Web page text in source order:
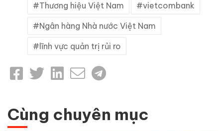
Thương hiệu Việt Nam vietcombank
Ngân hàng Nhà nước Việt Nam
lĩnh vực quản trị rủi ro
Cùng chuyên mục